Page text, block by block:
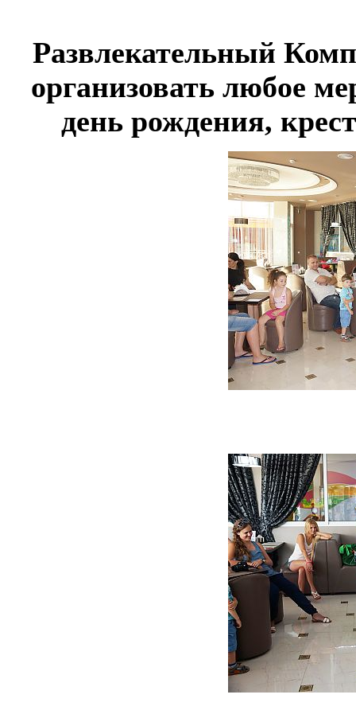
Развлекательный
организовать любое
день рождения,